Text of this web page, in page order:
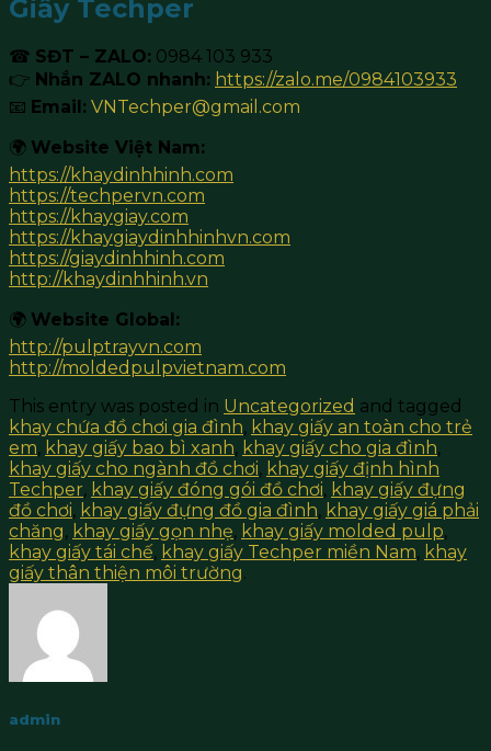
Giấy Techper
☎ SĐT – ZALO: 0984 103 933
👉 Nhắn ZALO nhanh: https://zalo.me/0984103933
📧 Email: VNTechper@gmail.com
🌍 Website Việt Nam:
https://khaydinhhinh.com
https://techpervn.com
https://khaygiay.com
https://khaygiaydinhhinhvn.com
https://giaydinhhinh.com
http://khaydinhhinh.vn
🌍 Website Global:
http://pulptrayvn.com
http://moldedpulpvietnam.com
This entry was posted in Uncategorized and tagged
khay chứa đồ chơi gia đình, khay giấy an toàn cho trẻ
em, khay giấy bao bì xanh, khay giấy cho gia đình,
khay giấy cho ngành đồ chơi, khay giấy định hình
Techper, khay giấy đóng gói đồ chơi, khay giấy đựng
đồ chơi, khay giấy đựng đồ gia đình, khay giấy giá phải
chăng, khay giấy gọn nhẹ, khay giấy molded pulp,
khay giấy tái chế, khay giấy Techper miền Nam, khay
giấy thân thiện môi trường.
admin